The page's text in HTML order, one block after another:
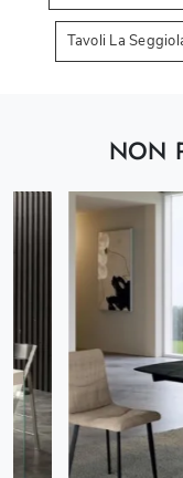
Tavoli La
NON